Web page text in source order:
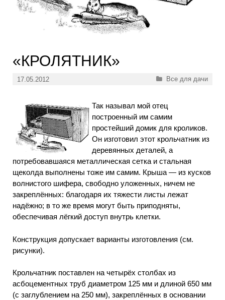
«КРОЛЯТНИК»
17.05.2012 Рубрики
Все для дачи
Так называл мой отец
построенный им самим
простейший домик для кроликов.
Он изготовил этот крольчатник из
деревянных деталей, а
потребовавшаяся металлическая сетка и стальная
щеколда выполнены тоже им самим. Крыша — из кусков
волнистого шифера, свободно уложенных, ничем не
закреплённых: благодаря их тяжести листы лежат
надёжно; в то же время могут быть приподняты,
обеспечивая лёгкий доступ внутрь клетки.
Конструкция допускает варианты изготовления (см.
рисунки).
Крольчатник поставлен на четырёх столбах из
асбоцементных труб диаметром 125 мм и длиной 650 мм
(с заглублением на 250 мм), закреплённых в основании